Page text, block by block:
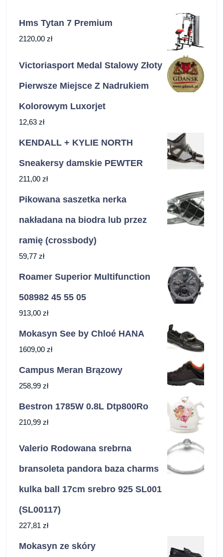
Hms Tytan 7 Premium
2120,00 zł
Victoriasport Medal Stalowy Złoty
Pierwsze Miejsce Z Nadrukiem
Kolorowym Luxorjet
12,63 zł
KENDALL + KYLIE NORTH
Sneakersy damskie PEWTER
211,00 zł
Pikowana saszetka nerka
nakładana na biodra lub przez
ramię (crossbody)
59,77 zł
Roamer Superior Multifunction
508982 45 55 05
913,00 zł
Mokasyn See by Chloé HANA
1609,00 zł
Campus Meran Brązowy
258,99 zł
Bestron 1785W 0.8L Dtp800Ro
210,99 zł
Valerio Rodowana srebrna
bransoleta pandora baza charms
kulka ball 17cm srebro 925 SL001
(SL00117)
227,81 zł
Mokasyn ze skóry